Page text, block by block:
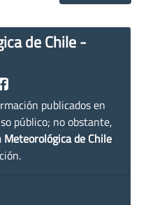
de Chile -
publicados en
público; no obstante,
Meteorológica de Chile